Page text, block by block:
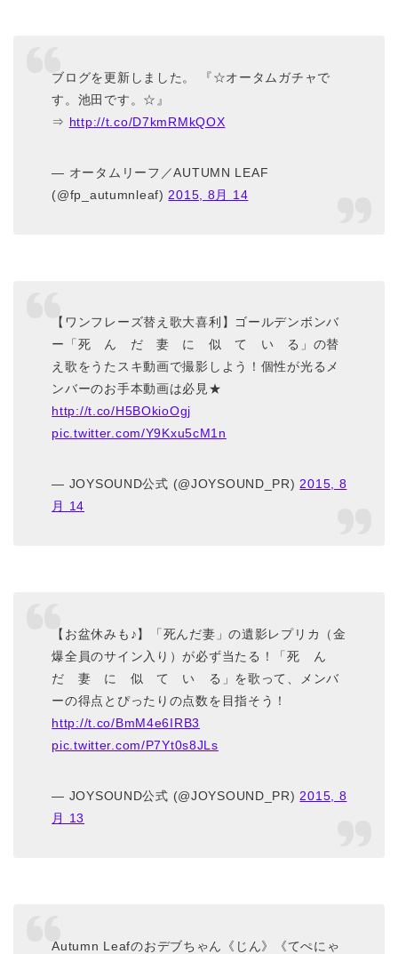
ブログを更新しました。 『☆オータムガチャで
す。池田です。☆』
⇒ http://t.co/D7kmRMkQOX
— オータムリーフ／AUTUMN LEAF
(@fp_autumnleaf) 2015, 8月 14
【ワンフレーズ替え歌大喜利】ゴールデンボンバ
ー「死 ん だ 妻 に 似 て い る」の替
え歌をうたスキ動画で撮影しよう！個性が光るメ
ンバーのお手本動画は必見★
http://t.co/H5BOkioOgj
pic.twitter.com/Y9Kxu5cM1n
— JOYSOUND公式 (@JOYSOUND_PR)2015, 8
月 14
【お盆休みも♪】「死んだ妻」の遺影レプリカ（金
爆全員のサイン入り）が必ず当たる！「死 ん
だ 妻 に 似 て い る」を歌って、メンバ
ーの得点とぴったりの点数を目指そう！
http://t.co/BmM4e6IRB3
pic.twitter.com/P7Yt0s8JLs
— JOYSOUND公式 (@JOYSOUND_PR) 2015, 8
月 13
Autumn Leafのおデブちゃん《じん》《てぺにゃ